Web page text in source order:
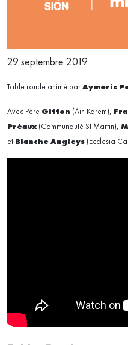
29 septembre 2019
Table ronde animé parAymeric
Avec Père Gitton (Ain Karem),
Préaux(Communauté St Martin),
et Blanche Angleys (Ecclesia